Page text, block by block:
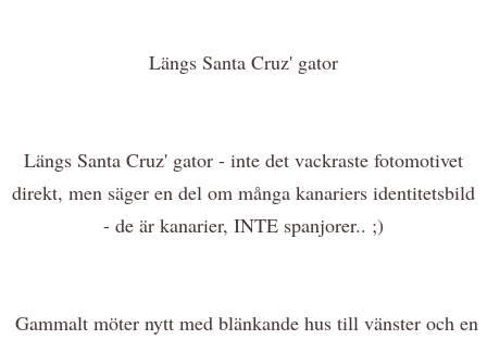
Längs Santa Cruz' gator
Längs Santa Cruz' gator - inte det vackraste fotomotivet
direkt, men säger en del om många kanariers identitetsbild
- de är kanarier, INTE spanjorer.. ;)
Gammalt möter nytt med blänkande hus till vänster och en